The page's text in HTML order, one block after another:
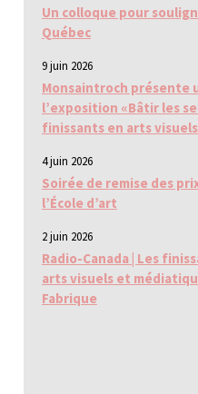
Un colloque pour
Québec
9 juin 2026
Monsaintroch présente
l’exposition «Bâtir les
finissants en arts
4 juin 2026
Soirée de remise des
l’École d’art
2 juin 2026
Radio-Canada | Les
arts visuels et
Fabrique